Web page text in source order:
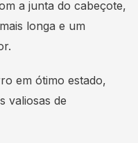
a junta do cabeçote,
longa e um
em ótimo estado,
valiosas de